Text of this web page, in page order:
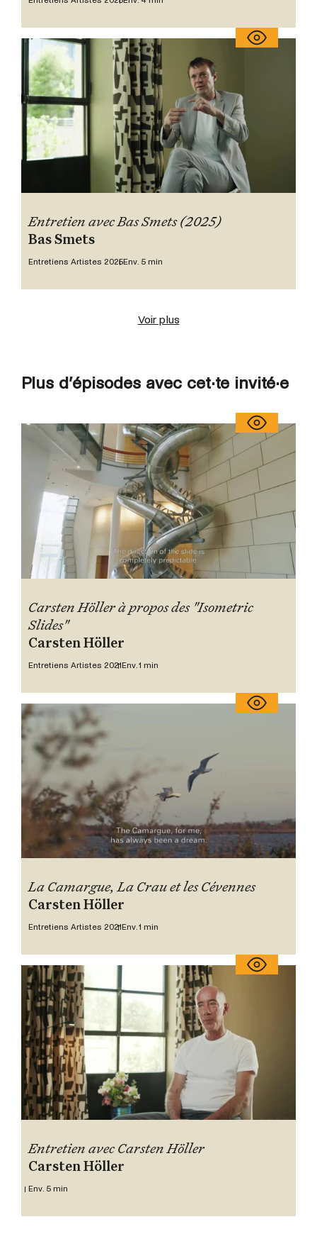
Entretien avec Bas Smets (2025)
Bas Smets
Entretiens Artistes 2025Env. 5 min
Voir plus
Plus d’épisodes avec cet·te invité·e
Carsten Höller à propos des "Isometric
Slides"
Carsten Höller
Entretiens Artistes 2021Env. 1 min
La Camargue, La Crau et les Cévennes
Carsten Höller
Entretiens Artistes 2021Env. 1 min
Entretien avec Carsten Höller
Carsten Höller
Env. 5 min